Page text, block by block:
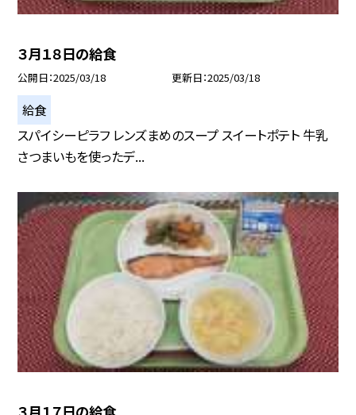
３月１８日の給食
公開日 2025/03/18 更新日 2025/03/18
給食
スパイシーピラフ レンズまめのスープ スイートポテト 牛乳
さつまいもを使ったデ...